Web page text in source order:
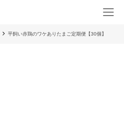
平飼い赤鶏のワケありたまご定期便【30個】